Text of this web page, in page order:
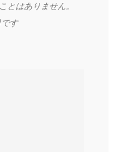
とはありません。
す